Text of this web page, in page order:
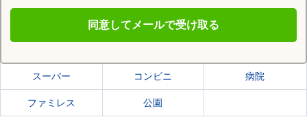
同意してメールで受け取る
旭川市の施設一覧
スーパー コンビニ 病院
ファミレス 公園